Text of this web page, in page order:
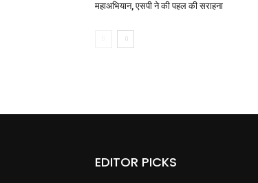
महाअभियान, एसपी ने की पहल की सराहना
EDITOR PICKS